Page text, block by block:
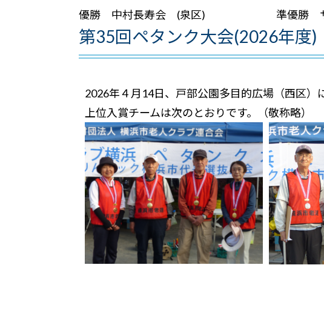
優勝 中村長寿会 (泉区) 準優勝 サ
第35回ペタンク大会(2026年度)
2026年４月14日、戸部公園多目的広場（西区）
上位入賞チームは次のとおりです。（敬称略）